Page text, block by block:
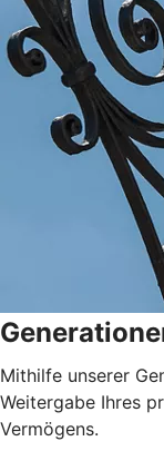
Mithilfe unserer
Weitergabe Ihres
Vermögens.